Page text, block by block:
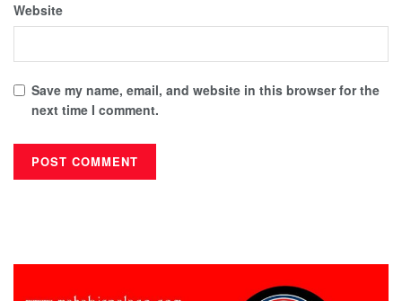
Website
Save my name, email, and website in this browser for the
next time I comment.